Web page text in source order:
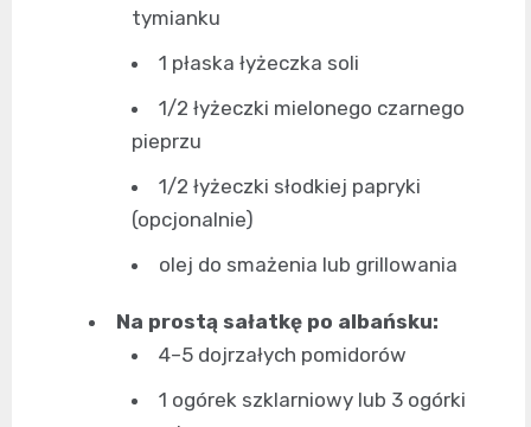
tymianku
1 płaska łyżeczka soli
1/2 łyżeczki mielonego czarnego
pieprzu
1/2 łyżeczki słodkiej papryki
(opcjonalnie)
olej do smażenia lub grillowania
Na prostą sałatkę po albańsku:
4–5 dojrzałych pomidorów
1 ogórek szklarniowy lub 3 ogórki